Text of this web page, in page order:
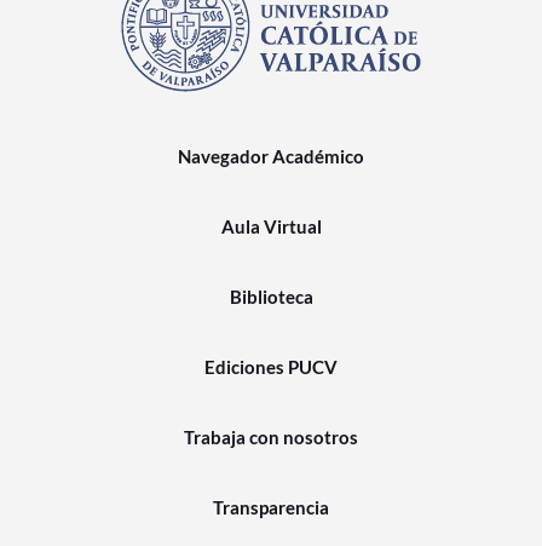
Navegador Académico
Aula Virtual
Biblioteca
Ediciones PUCV
Trabaja con nosotros
Transparencia